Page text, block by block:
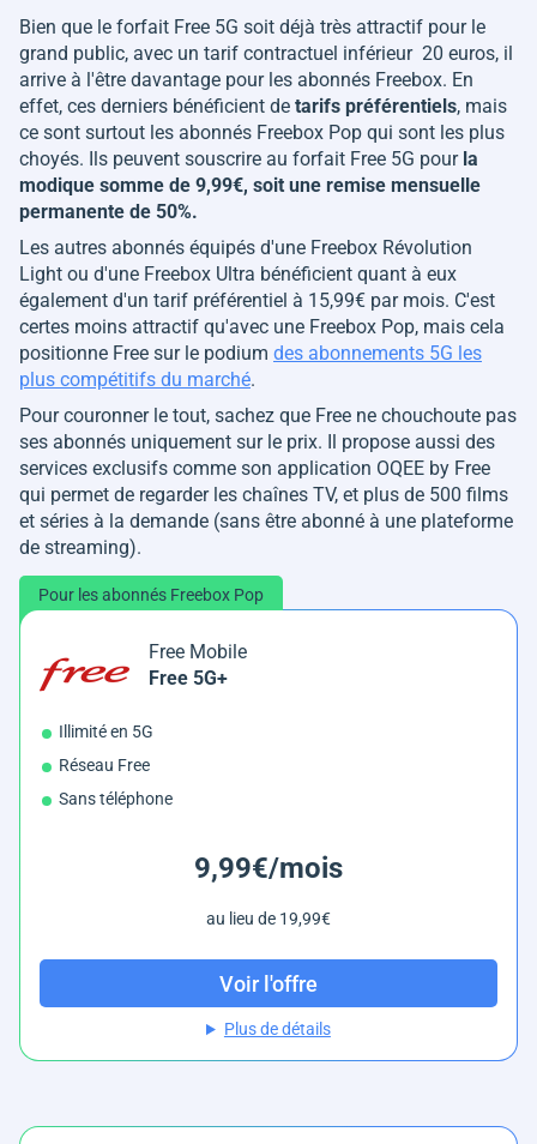
Bien que le forfait Free 5G soit déjà très attractif pour le
grand public, avec un tarif contractuel inférieur 20 euros, il
arrive à l'être davantage pour les abonnés Freebox. En
effet, ces derniers bénéficient de tarifs préférentiels, mais
ce sont surtout les abonnés Freebox Pop qui sont les plus
choyés. Ils peuvent souscrire au forfait Free 5G pour la
modique somme de 9,99€, soit une remise mensuelle
permanente de 50%.
Les autres abonnés équipés d'une Freebox Révolution
Light ou d'une Freebox Ultra bénéficient quant à eux
également d'un tarif préférentiel à 15,99€ par mois. C'est
certes moins attractif qu'avec une Freebox Pop, mais cela
positionne Free sur le podium des abonnements 5G les
plus compétitifs du marché.
Pour couronner le tout, sachez que Free ne chouchoute pas
ses abonnés uniquement sur le prix. Il propose aussi des
services exclusifs comme son application OQEE by Free
qui permet de regarder les chaînes TV, et plus de 500 films
et séries à la demande (sans être abonné à une plateforme
de streaming).
Pour les abonnés Freebox Pop
Free Mobile
Free 5G+
Illimité en 5G
Réseau Free
Sans téléphone
9,99€/mois
au lieu de 19,99€
Voir l'offre
Plus de détails